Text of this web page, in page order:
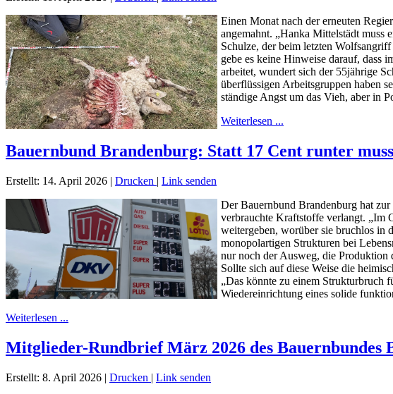
Einen Monat nach der erneuten
angemahnt. „Hanka Mittelstädt muss
Schulze, der beim letzten
gebe es keine Hinweise darauf, dass
arbeitet, wundert sich der 55jährige
überflüssigen Arbeitsgruppen haben
ständige Angst um das Vieh, aber in
Weiterlesen ...
Bauernbund Brandenburg: Statt 17 Cent runter
Erstellt: 14. April 2026 | Drucken | Link senden
Der Bauernbund Brandenburg hat
verbrauchte Kraftstoffe verlangt. „Im
weitergeben, worüber sie bruchlos in
monopolartigen Strukturen bei
nur noch der Ausweg, die Produktion
Sollte sich auf diese Weise die
„Das könnte zu einem Strukturbruch
Wiedereinrichtung eines solide
Weiterlesen ...
Mitglieder-Rundbrief März 2026 des Bauernbundes
Erstellt: 8. April 2026 | Drucken | Link senden